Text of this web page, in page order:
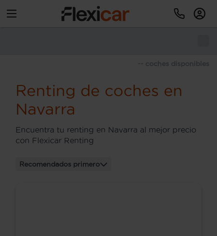
-- coches disponibles
Renting de coches en
Navarra
Encuentra tu renting en Navarra al mejor precio
con Flexicar Renting
Recomendados primero